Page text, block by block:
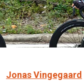
Jonas Vingegaard